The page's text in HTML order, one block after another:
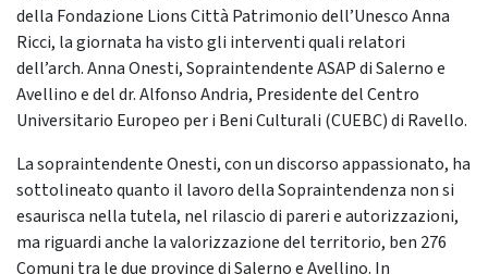
della Fondazione Lions Città Patrimonio dell’Unesco Anna
Ricci, la giornata ha visto gli interventi quali relatori
dell’arch. Anna Onesti, Sopraintendente ASAP di Salerno e
Avellino e del dr. Alfonso Andria, Presidente del Centro
Universitario Europeo per i Beni Culturali (CUEBC) di Ravello.
La sopraintendente Onesti, con un discorso appassionato, ha
sottolineato quanto il lavoro della Sopraintendenza non si
esaurisca nella tutela, nel rilascio di pareri e autorizzazioni,
ma riguardi anche la valorizzazione del territorio, ben 276
Comuni tra le due province di Salerno e Avellino. In